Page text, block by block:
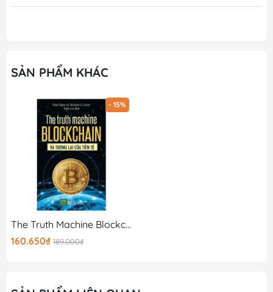
SẢN PHẨM KHÁC
- 15%
The Truth Machine Blockchain Và Tương Lai Của Tiền Tệ
160.650₫ 189.000₫